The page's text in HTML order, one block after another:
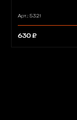
Арт.: 5321
630 ₽